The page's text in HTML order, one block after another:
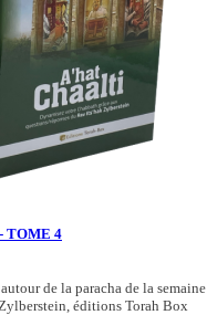
TOME 4
de la paracha de la semaine
éditions Torah Box